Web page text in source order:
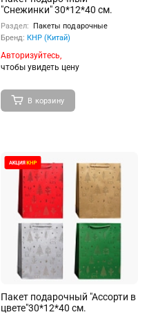
"Снежинки" 30*12*40 см.
Раздел:
Пакеты подарочные
Бренд: КНР (Китай)
Авторизуйтесь,
чтобы увидеть цену
В корзину
Пакет подарочный "Ассорти в
цвете"30*12*40 см.